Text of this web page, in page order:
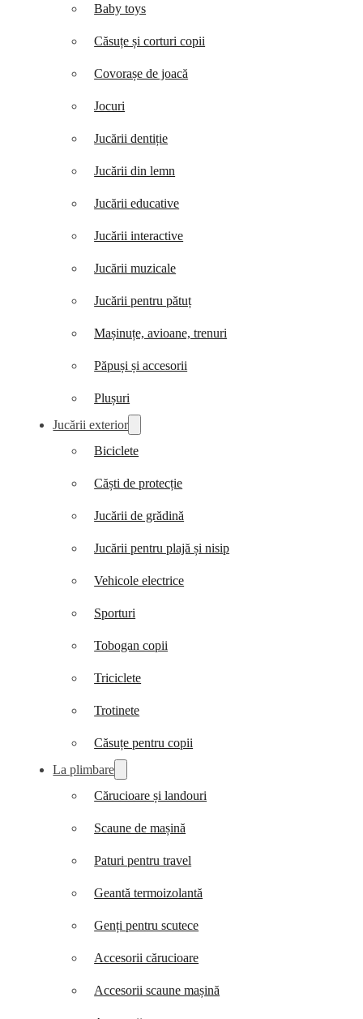
Baby toys
Căsuțe și corturi copii
Covorașe de joacă
Jocuri
Jucării dentiție
Jucării din lemn
Jucării educative
Jucării interactive
Jucării muzicale
Jucării pentru pătuț
Mașinuțe, avioane, trenuri
Păpuși și accesorii
Plușuri
Jucării exterior
Biciclete
Căști de protecție
Jucării de grădină
Jucării pentru plajă și nisip
Vehicole electrice
Sporturi
Tobogan copii
Triciclete
Trotinete
Căsuțe pentru copii
La plimbare
Cărucioare și landouri
Scaune de mașină
Paturi pentru travel
Geantă termoizolantă
Genți pentru scutece
Accesorii cărucioare
Accesorii scaune mașină